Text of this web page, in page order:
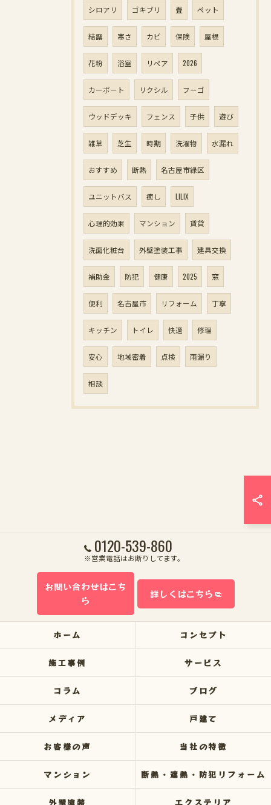
シロアリ ゴキブリ 畳 ペット
結露 寒さ カビ 保険 屋根
花粉 浴室 リペア 2026
カーポート リクシル フーゴ
ウッドデッキ フェンス 子供 遊び
雑草 芝生 時期 洗濯物 水漏れ
おすすめ 断熱 名古屋市緑区
ユニットバス 癒し LILIX
心理的効果 マンション 賃貸
洗面化粧台 外壁塗装工事 建具交換
補助金 防犯 健康 2025 窓
便利 名古屋市 リフォーム 丁寧
キッチン トイレ 快適 修理
安心 地域密着 点検 雨漏り
相談
0120-539-860
※営業電話はお断りしてます。
お問い合わせはこち
ら
詳しくはこちら
ホーム コンセプト
施工事例 サービス
コラム ブログ
メディア 戸建て
お客様の声 当社の特徴
マンション 断熱・遮熱・防犯リフォーム
外壁塗装 エクステリア